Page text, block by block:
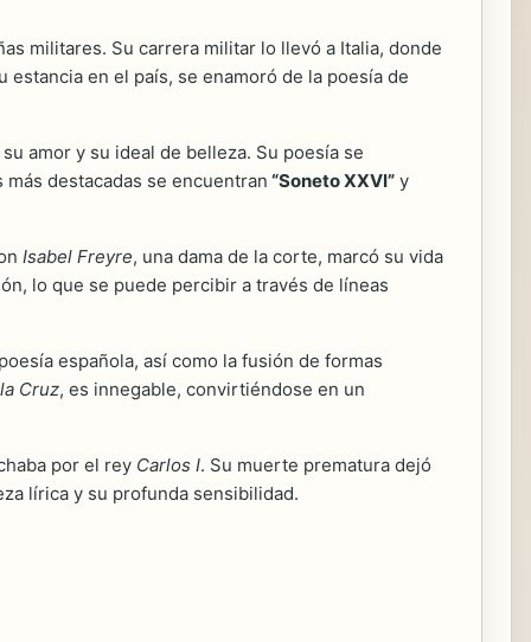
militares. Su carrera militar lo llevó a Italia, donde
en el país, se enamoró de la poesía de
amor y su ideal de belleza. Su poesía se
destacadas se encuentran “Soneto XXVI” y
Isabel Freyre, una dama de la corte, marcó su vida
lo que se puede percibir a través de líneas
española, así como la fusión de formas
Cruz, es innegable, convirtiéndose en un
por el rey Carlos I. Su muerte prematura dejó
lírica y su profunda sensibilidad.